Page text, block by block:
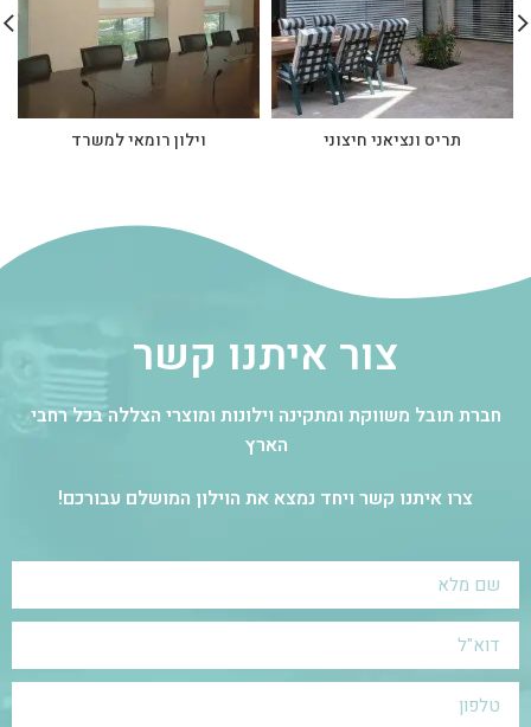
תריס ונציאני חיצוני וילון רומאי למשרד
צור איתנו קשר
חברת תובל משווקת ומתקינה וילונות ומוצרי הצללה בכל רחבי
הארץ
צרו איתנו קשר ויחד נמצא את הוילון המושלם עבורכם!